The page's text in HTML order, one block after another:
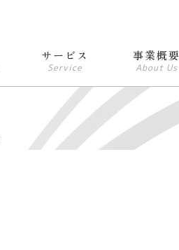
サービス
Service
事業概要
About Us